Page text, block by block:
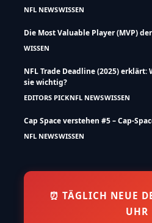
NFL NEWSWISSEN
Die Most Valuable Player (MVP)
WISSEN
NFL Trade Deadline (2025)
sie wichtig?
EDITORS PICKNFL NEWSWISSEN
Cap Space verstehen #5 – Cap-
NFL NEWSWISSEN
⏰ TÄGLICH NEUE
UHR